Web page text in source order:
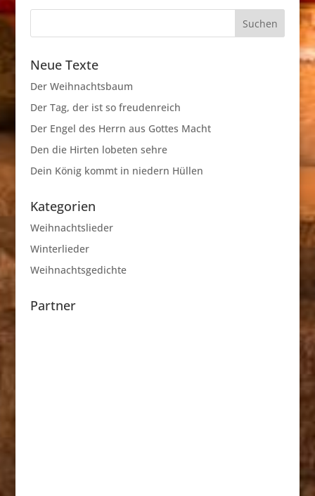
Neue Texte
Der Weihnachtsbaum
Der Tag, der ist so freudenreich
Der Engel des Herrn aus Gottes Macht
Den die Hirten lobeten sehre
Dein König kommt in niedern Hüllen
Kategorien
Weihnachtslieder
Winterlieder
Weihnachtsgedichte
Partner